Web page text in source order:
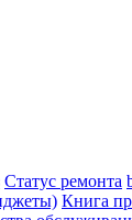
Статус ремонта
Книга